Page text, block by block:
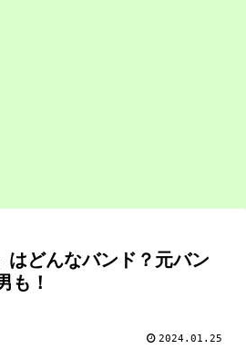
はどんなバンド？元バン
も！
2024.01.25